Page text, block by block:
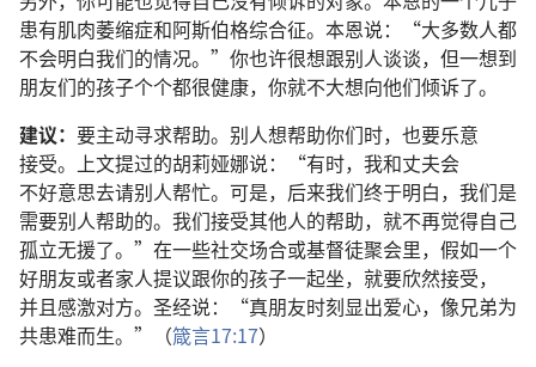
患有肌肉萎缩症和阿斯伯格综合征。 本恩说：“大多数人都
不会明白我们的情况。” 你也许很想跟别人谈谈， 但一想到
朋友们的孩子个个都很健康， 你就不大想向他们倾诉了。
建议： 要主动寻求帮助。 别人想帮助你们时， 也要乐意
接受。 上文提过的胡莉娅娜说：“有时， 我和丈夫会
不好意思去请别人帮忙。 可是， 后来我们终于明白， 我们是
需要别人帮助的。 我们接受其他人的帮助， 就不再觉得自己
孤立无援了。” 在一些社交场合或基督徒聚会里， 假如一个
好朋友或者家人提议跟你的孩子一起坐， 就要欣然接受，
并且感激对方。 圣经说：“真朋友时刻显出爱心， 像兄弟为
共患难而生。”（箴言17:17）